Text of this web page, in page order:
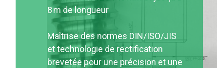
8 m de longueur
Maîtrise des normes DIN/ISO/JIS
et technologie de rectification
brevetée pour une précision et une